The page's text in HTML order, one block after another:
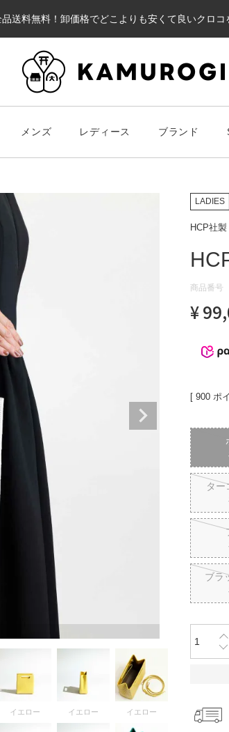
品送料無料！卸価格でどこよりも安くて良いクロコ
メンズ レディース ブランド
ワードキーワード
財布・革小物
スマート財布
長財布
カードケース
折財布
L字型サイフ
ベルト
ラウンド財布
特定商取引
イエロー イエロー イエロー
LADIES
HCP社
商品番号
¥
[ 900 ポ
ター
ブラ